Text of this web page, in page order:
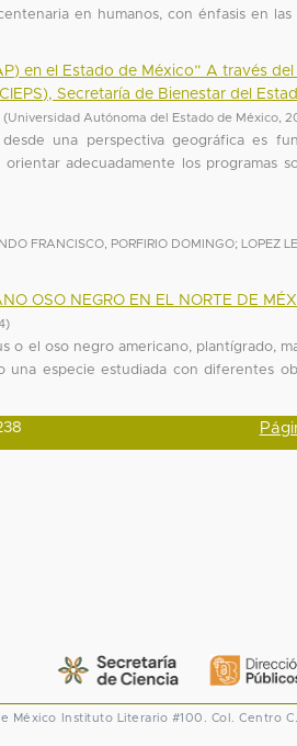
en humanos, con énfasis en las
en el Estado de México” A través
Secretaría de Bienestar del
(Universidad Autónoma del Estado de México
una perspectiva geográfica es
adecuadamente los programas
FRANCISCO, PORFIRIO DOMINGO; LOPEZ
OSO NEGRO EN EL NORTE DE
)
o el oso negro americano, plantígrado,
una especie estudiada con diferentes
México Instituto Literario #100. Col. Centro